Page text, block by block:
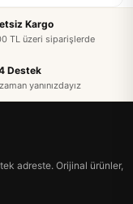
Kargo
TL üzeri siparişlerde
Destek
yanınızdayız
adreste. Orijinal ürünler,